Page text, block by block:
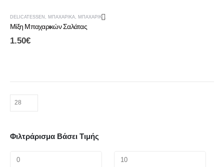
DELICATESSEN , ΜΠΑΧΑΡΙΚΆ, ΜΠΑΧΑΡΙΚΆ - ΑΛΆΤΙΑ
Μίξη Μπαχαρικών Σαλάτας
1.50€
Φιλτράρισμα Βάσει Τιμής